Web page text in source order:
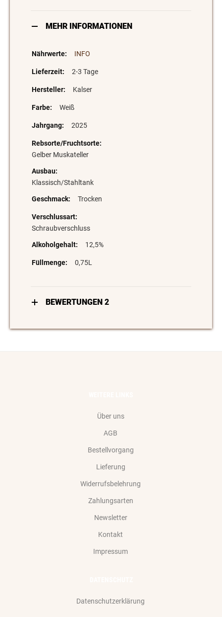
MEHR INFORMATIONEN
INFO
2-3 Tage
Kalser
Weiß
2025
Gelber Muskateller
Klassisch/Stahltank
Trocken
Schraubverschluss
12,5%
0,75L
BEWERTUNGEN 2
Über uns
AGB
Bestellvorgang
Lieferung
Widerrufsbelehrung
Zahlungsarten
Newsletter
Kontakt
Impressum
Datenschutzerklärung